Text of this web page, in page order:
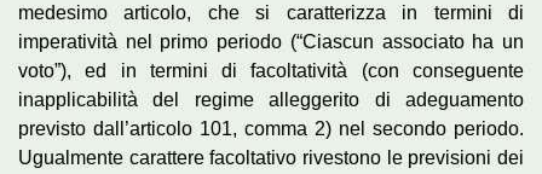
medesimo articolo, che si caratterizza in termini di
imperatività nel primo periodo (“Ciascun associato ha un
voto”), ed in termini di facoltatività (con conseguente
inapplicabilità del regime alleggerito di adeguamento
previsto dall’articolo 101, comma 2) nel secondo periodo.
Ugualmente carattere facoltativo rivestono le previsioni dei